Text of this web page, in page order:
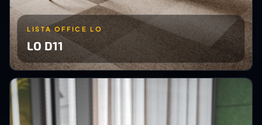
LISTA OFFICE LO
LO D11